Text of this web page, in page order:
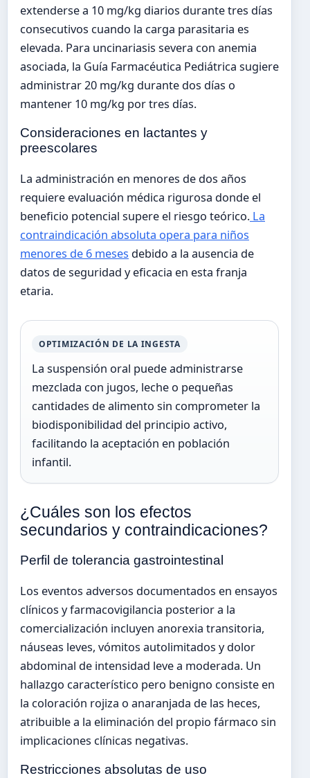
extenderse a 10 mg/kg diarios durante tres días
consecutivos cuando la carga parasitaria es
elevada. Para uncinariasis severa con anemia
asociada, la Guía Farmacéutica Pediátrica sugiere
administrar 20 mg/kg durante dos días o
mantener 10 mg/kg por tres días.
Consideraciones en lactantes y
preescolares
La administración en menores de dos años
requiere evaluación médica rigurosa donde el
beneficio potencial supere el riesgo teórico. La
contraindicación absoluta opera para niños
menores de 6 meses debido a la ausencia de
datos de seguridad y eficacia en esta franja
etaria.
OPTIMIZACIÓN DE LA INGESTA
La suspensión oral puede administrarse
mezclada con jugos, leche o pequeñas
cantidades de alimento sin comprometer la
biodisponibilidad del principio activo,
facilitando la aceptación en población
infantil.
¿Cuáles son los efectos
secundarios y contraindicaciones?
Perfil de tolerancia gastrointestinal
Los eventos adversos documentados en ensayos
clínicos y farmacovigilancia posterior a la
comercialización incluyen anorexia transitoria,
náuseas leves, vómitos autolimitados y dolor
abdominal de intensidad leve a moderada. Un
hallazgo característico pero benigno consiste en
la coloración rojiza o anaranjada de las heces,
atribuible a la eliminación del propio fármaco sin
implicaciones clínicas negativas.
Restricciones absolutas de uso